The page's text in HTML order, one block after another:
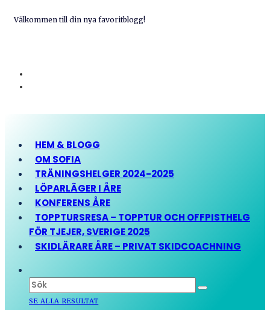
Välkommen till din nya favoritblogg!
HEM & BLOGG
OM SOFIA
TRÄNINGSHELGER 2024-2025
LÖPARLÄGER I ÅRE
KONFERENS ÅRE
TOPPTURSRESA – TOPPTUR OCH OFFPISTHELG
FÖR TJEJER, SVERIGE 2025
SKIDLÄRARE ÅRE – PRIVAT SKIDCOACHNING
SE ALLA RESULTAT